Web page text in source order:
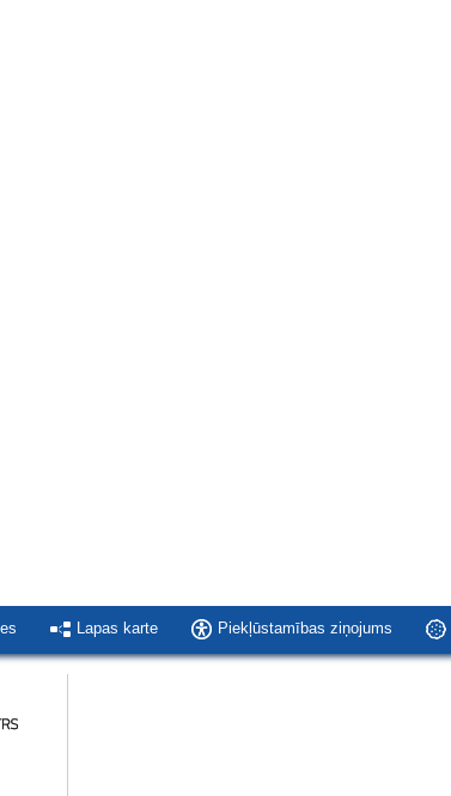
Lapas karte Piekļūstamības ziņojums